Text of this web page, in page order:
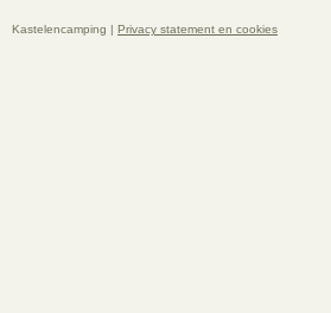
Kastelencamping | Privacy statement en cookies